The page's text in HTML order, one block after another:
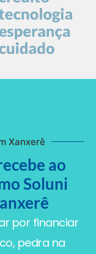
Xanxerê
ao
Soluni
por financiar
pedra na